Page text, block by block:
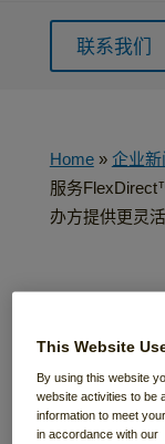
联系我们
Home» 企业新
服务
办方提供更灵
This Website
By using this website
website activities to be
information to meet
in accordance with our